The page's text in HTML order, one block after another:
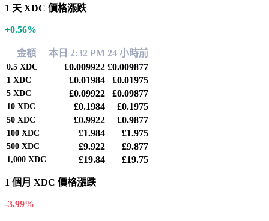
1 天 XDC 價格漲跌
+0.56%
金額 本日 2:32 PM 24 小時前
0.5 XDC £0.009922 £0.009877
1 XDC £0.01984 £0.01975
5 XDC £0.09922 £0.09877
10 XDC £0.1984 £0.1975
50 XDC £0.9922 £0.9877
100 XDC £1.984 £1.975
500 XDC £9.922 £9.877
1,000 XDC £19.84 £19.75
1 個月 XDC 價格漲跌
-3.99%